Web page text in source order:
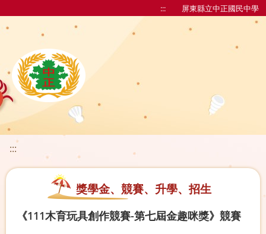
::: 屏東縣立中正國民中學
:::
獎學金、競賽、升學、招生
《111木育玩具創作競賽-第七屆金趣咪獎》競賽